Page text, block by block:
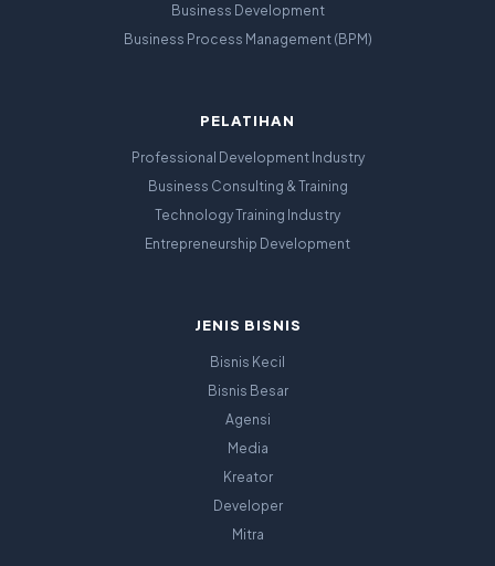
Business Development
Business Process Management (BPM)
PELATIHAN
Professional Development Industry
Business Consulting & Training
Technology Training Industry
Entrepreneurship Development
JENIS BISNIS
Bisnis Kecil
Bisnis Besar
Agensi
Media
Kreator
Developer
Mitra